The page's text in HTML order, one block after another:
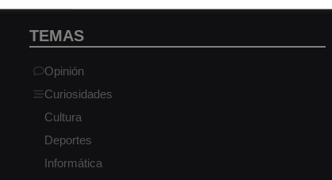
TEMAS
Opinión
Curiosidades
Cultura
Deportes
Informática